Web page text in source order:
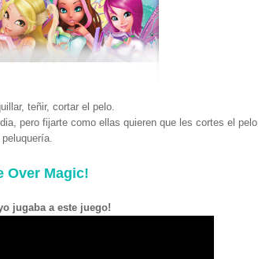
teñir, cortar el pelo.
pero fijarte como ellas quieren que les cortes el pelo
Over Magic!
jugaba a este juego!